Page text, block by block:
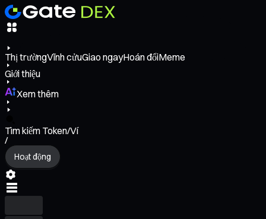
Thị trườngVĩnh cửuGiao ngayHoán đổiMeme
Giới thiệu
Xem thêm
Tìm kiếm Token/Ví
/
Hoạt động